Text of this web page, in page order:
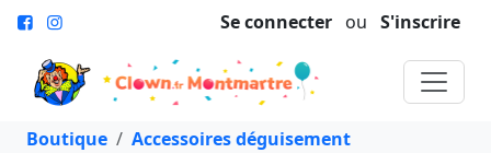
Se connecter ou S'inscrire
Boutique
Accessoires déguisement